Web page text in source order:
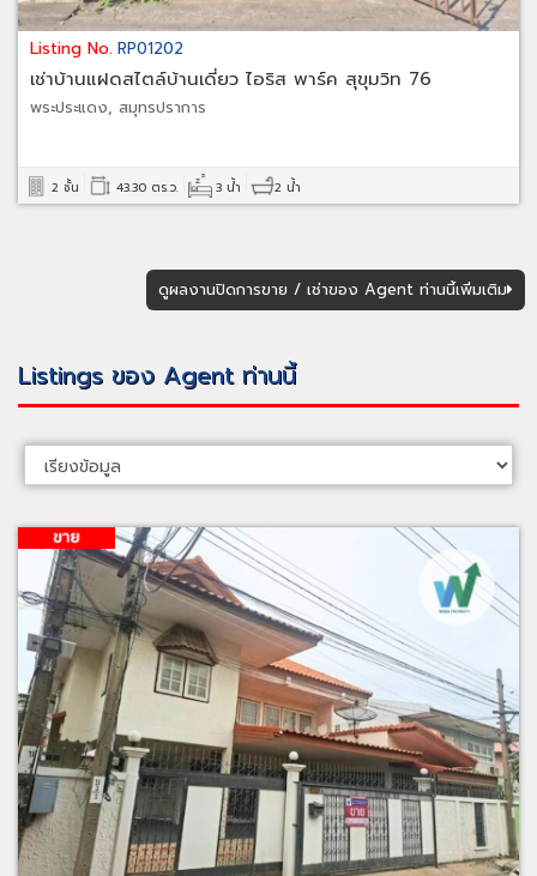
Listing No. RP01202
เช่าบ้านแฝดสไตล์บ้านเดี่ยว ไอริส พาร์ค สุขุมวิท 76
พระประแดง, สมุทรปราการ
2 ชั้น 43.30 ตร.ว. 3 น้ำ 2 น้ำ
ดูผลงานปิดการขาย / เช่าของ Agent ท่านนี้เพิ่มเติม
Listings ของ Agent ท่านนี้